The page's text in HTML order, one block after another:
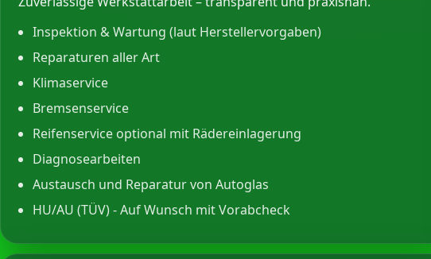
Inspektion & Wartung (laut Herstellervorgaben)
Reparaturen aller Art
Klimaservice
Bremsenservice
Reifenservice optional mit Rädereinlagerung
Diagnosearbeiten
Austausch und Reparatur von Autoglas
HU/AU (TÜV) - Auf Wunsch mit Vorabcheck